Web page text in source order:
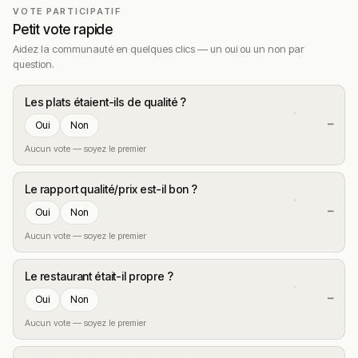
d’absorber une forte affluence sans perdre le sourire. La
livraison est citée comme un vrai plus pour cette
adresse.
assises sur place : il s’agit d’un food truck et non d’une
pizzeria classique, ce qui peut surprendre les visiteurs
non avertis. Le temps d’attente en pleine soirée peut
aussi s’allonger.
Questions fréquentes
Quel est le prix moyen chez Pizzaguy ?
Peut-on manger sur place chez Pizzaguy ?
Pizzaguy propose-t-il une livraison ?
VOTE PARTICIPATIF
Petit vote rapide
Aidez la communauté en quelques clics — un oui ou un non par
question.
Les plats étaient-ils de qualité ?
Oui Non
Aucun vote — soyez le premier
—
Le rapport qualité/prix est-il bon ?
Oui Non
Aucun vote — soyez le premier
—
Le restaurant était-il propre ?
Oui Non
Aucun vote — soyez le premier
—